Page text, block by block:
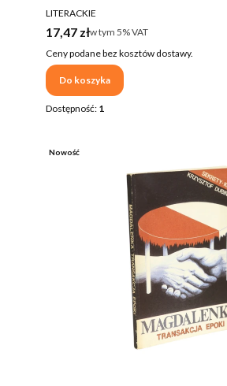
PRODUCENT
LITERACKIE
Cena brutto
17,47 złw tym %s VAT
w tym 5%VAT
Ceny podane bez kosztów dostawy.
Do koszyka
Dostępność: 1
Nowość